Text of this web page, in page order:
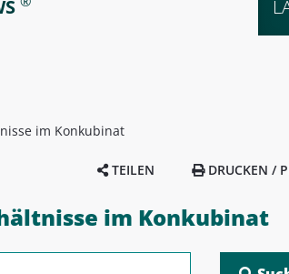
im Konkubinat
TEILEN DRUCKEN /
im Konkubinat